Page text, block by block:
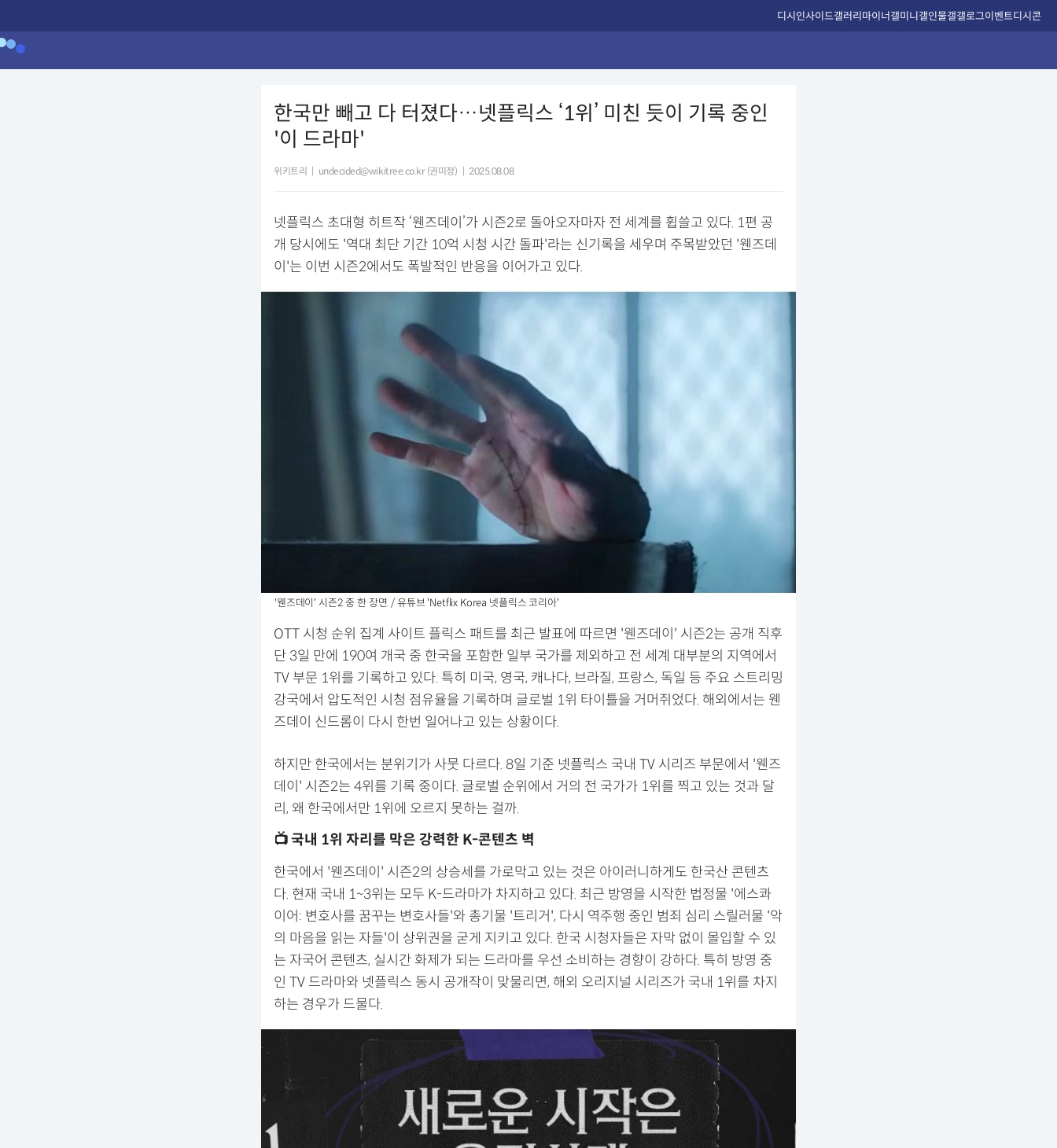
디시인사이드갤러리마이너갤미니갤인물갤갤로그이벤트디시콘
한국만 빼고 다 터졌다…넷플릭스 ‘1위’ 미친 듯이 기록 중인
'이 드라마'
위키트리 undecided@wikitree.co.kr (권미정) 2025.08.08
넷플릭스 초대형 히트작 ‘웬즈데이’가 시즌2로 돌아오자마자 전 세계를 휩쓸고 있다. 1편 공
개 당시에도 '역대 최단 기간 10억 시청 시간 돌파'라는 신기록을 세우며 주목받았던 '웬즈데
이'는 이번 시즌2에서도 폭발적인 반응을 이어가고 있다.
'웬즈데이' 시즌2 중 한 장면. / 유튜브 'Netflix Korea 넷플릭스 코리아'
OTT 시청 순위 집계 사이트 플릭스 패트를 최근 발표에 따르면 '웬즈데이' 시즌2는 공개 직후
단 3일 만에 190여 개국 중 한국을 포함한 일부 국가를 제외하고 전 세계 대부분의 지역에서
TV 부문 1위를 기록하고 있다. 특히 미국, 영국, 캐나다, 브라질, 프랑스, 독일 등 주요 스트리밍
강국에서 압도적인 시청 점유율을 기록하며 글로벌 1위 타이틀을 거머쥐었다. 해외에서는 웬
즈데이 신드롬이 다시 한번 일어나고 있는 상황이다.
하지만 한국에서는 분위기가 사뭇 다르다. 8일 기준 넷플릭스 국내 TV 시리즈 부문에서 '웬즈
데이' 시즌2는 4위를 기록 중이다. 글로벌 순위에서 거의 전 국가가 1위를 찍고 있는 것과 달
리, 왜 한국에서만 1위에 오르지 못하는 걸까.
📺 국내 1위 자리를 막은 강력한 K-콘텐츠 벽
한국에서 '웬즈데이' 시즌2의 상승세를 가로막고 있는 것은 아이러니하게도 한국산 콘텐츠
다. 현재 국내 1~3위는 모두 K-드라마가 차지하고 있다. 최근 방영을 시작한 법정물 '에스콰
이어: 변호사를 꿈꾸는 변호사들'와 총기물 '트리거', 다시 역주행 중인 범죄 심리 스릴러물 '악
의 마음을 읽는 자들'이 상위권을 굳게 지키고 있다. 한국 시청자들은 자막 없이 몰입할 수 있
는 자국어 콘텐츠, 실시간 화제가 되는 드라마를 우선 소비하는 경향이 강하다. 특히 방영 중
인 TV 드라마와 넷플릭스 동시 공개작이 맞물리면, 해외 오리지널 시리즈가 국내 1위를 차지
하는 경우가 드물다.